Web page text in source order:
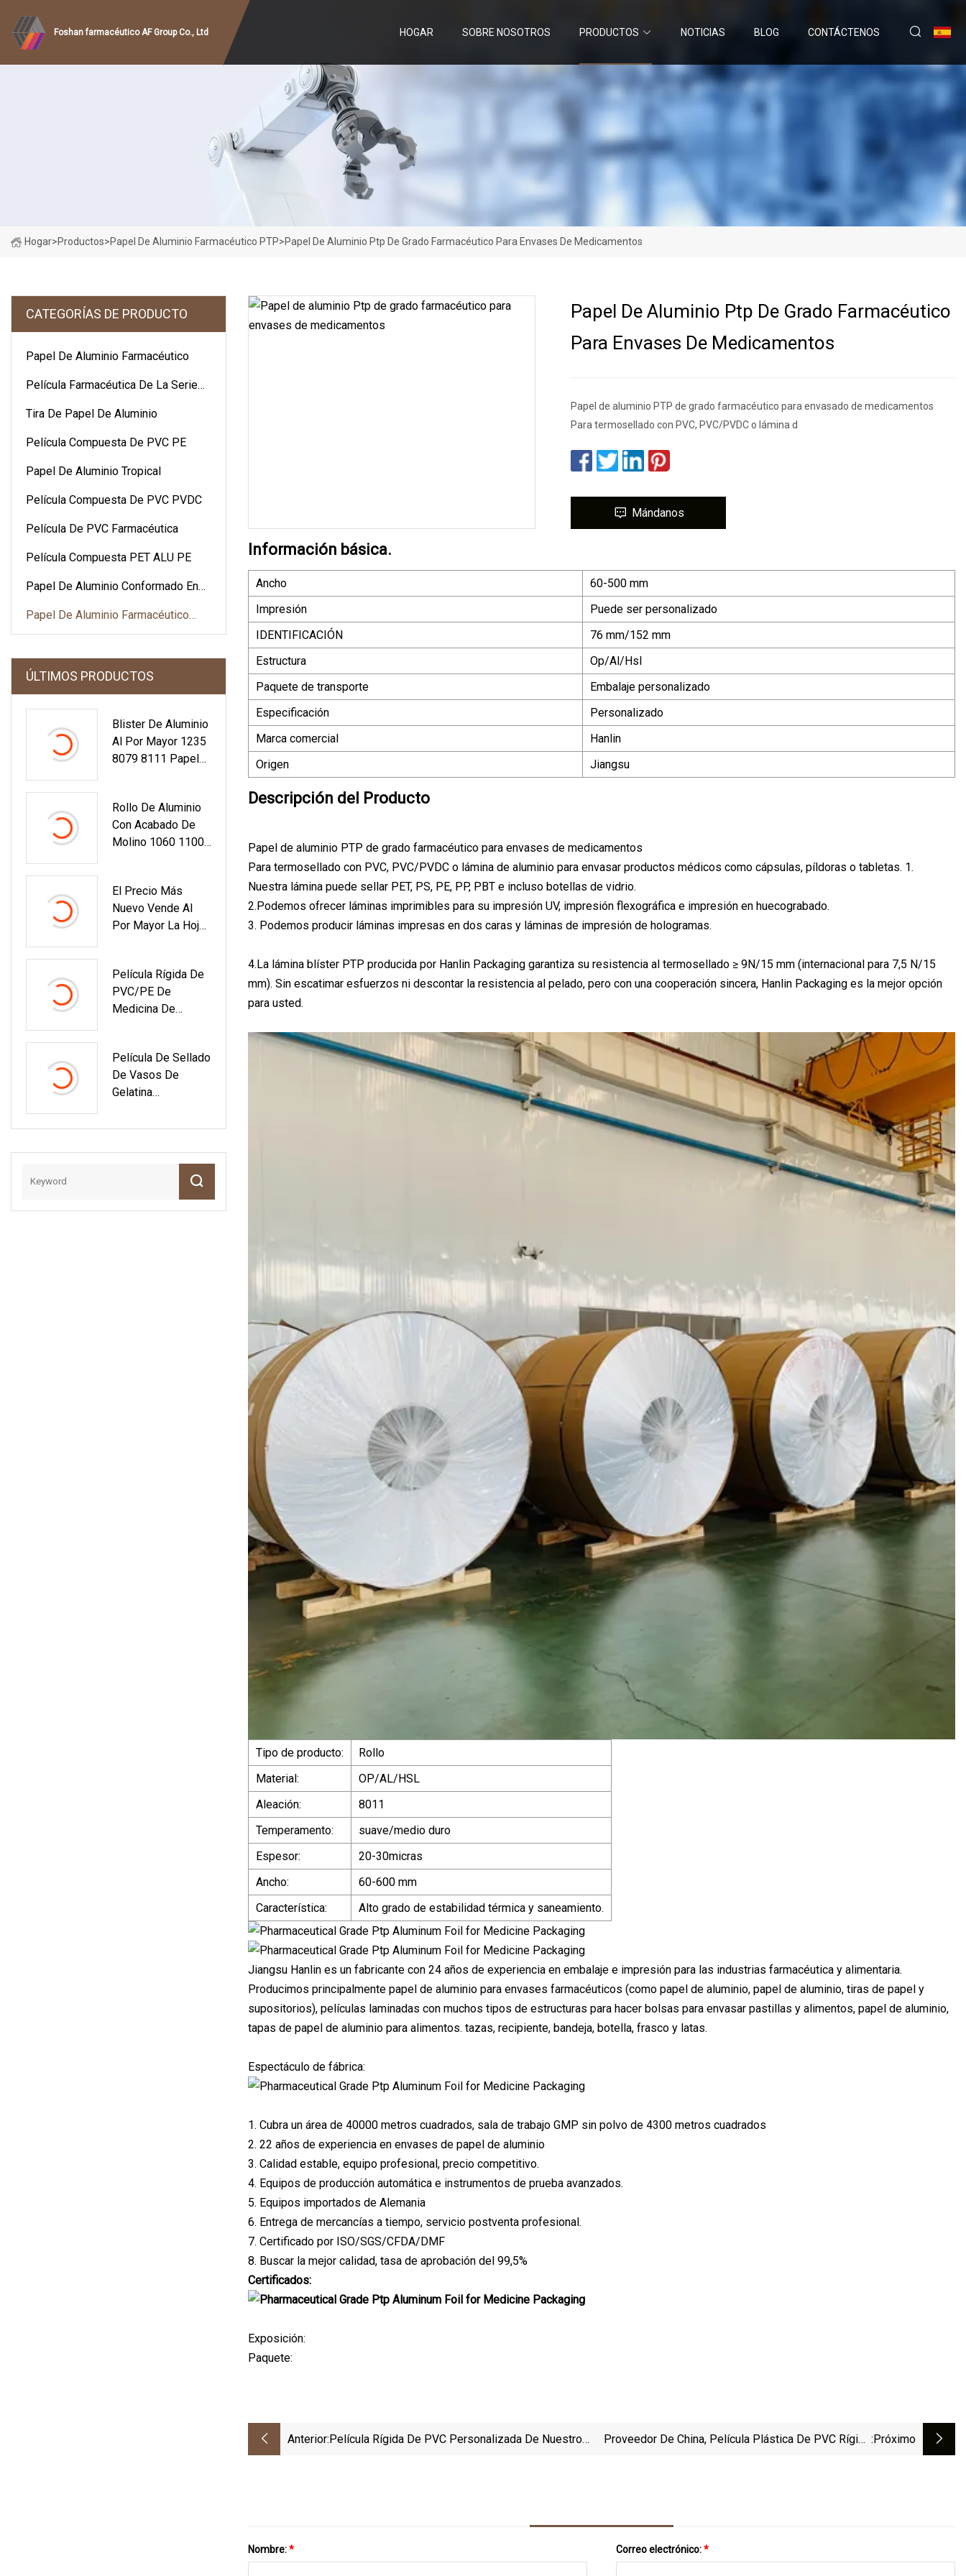
Foshan farmacéutico AF Group Co., Ltd HOGAR SOBRE NOSOTROS PRODUCTOS NOTICIAS BLOG CONTÁCTENOS
Hogar>Productos>Papel De Aluminio Farmacéutico PTP>Papel De Aluminio Ptp De Grado Farmacéutico Para Envases De Medicamentos
CATEGORÍAS DE PRODUCTO
Papel De Aluminio Farmacéutico
Película Farmacéutica De La Serie
Tira De Papel De Aluminio
Película Compuesta De PVC PE
Papel De Aluminio Tropical
Película Compuesta De PVC PVDC
Película De PVC Farmacéutica
Película Compuesta PET ALU PE
Papel De Aluminio Conformado En
Papel De Aluminio Farmacéutico
PTP
ÚLTIMOS PRODUCTOS
Blister De Aluminio
Al Por Mayor 1235
8079 8111 Papel
Calidad Alimentaria
Rollo De Aluminio
Con Acabado De
Molino 1060 1100
Hoja De Tira De
Bobina De Aluminio
Gruesa De 0,8 Mm
El Precio Más
Nuevo Vende Al
Por Mayor La Hoja
De Papel Del Papel
De Aluminio De La
Ampolla Tropical
Película Rígida De
PVC/PE De
Medicina De
Alta Calidad
Laminada Para
Embalaje
Película De Sellado
De Vasos De
Gelatina
Película De Sellado
Alta Calidad Para
Papel De Aluminio Ptp De Grado Farmacéutico
Para Envases De Medicamentos
Papel de aluminio PTP de grado farmacéutico para envasado de medicamentos
Para termosellado con PVC, PVC/PVDC o lámina d
Mándanos
Información básica.
Ancho
60-500 mm
Impresión
Puede ser personalizado
IDENTIFICACIÓN
76 mm/152 mm
Estructura
Op/Al/Hsl
Paquete de transporte
Embalaje personalizado
Especificación
Personalizado
Marca comercial
Hanlin
Origen
Jiangsu
Descripción del Producto
Papel de aluminio PTP de grado farmacéutico para envases de medicamentos
Para termosellado con PVC, PVC/PVDC o lámina de aluminio para envasar productos médicos como cápsulas, píldoras o tabletas. 1.
Nuestra lámina puede sellar PET, PS, PE, PP, PBT e incluso botellas de vidrio.
2.Podemos ofrecer láminas imprimibles para su impresión UV, impresión flexográfica e impresión en huecograbado.
3. Podemos producir láminas impresas en dos caras y láminas de impresión de hologramas.
4.La lámina blíster PTP producida por Hanlin Packaging garantiza su resistencia al termosellado ≥ 9N/15 mm (internacional para 7,5 N/15
mm). Sin escatimar esfuerzos ni descontar la resistencia al pelado, pero con una cooperación sincera, Hanlin Packaging es la mejor opción
para usted.
Tipo de producto:
Rollo
Material:
OP/AL/HSL
Aleación:
8011
Temperamento:
suave/medio duro
Espesor:
20-30micras
Ancho:
60-600 mm
Característica:
Alto grado de estabilidad térmica y saneamiento.
Jiangsu Hanlin es un fabricante con 24 años de experiencia en embalaje e impresión para las industrias farmacéutica y alimentaria.
Producimos principalmente papel de aluminio para envases farmacéuticos (como papel de aluminio, papel de aluminio, tiras de papel y
supositorios), películas laminadas con muchos tipos de estructuras para hacer bolsas para envasar pastillas y alimentos, papel de aluminio,
tapas de papel de aluminio para alimentos. tazas, recipiente, bandeja, botella, frasco y latas.
Espectáculo de fábrica:
1. Cubra un área de 40000 metros cuadrados, sala de trabajo GMP sin polvo de 4300 metros cuadrados
2. 22 años de experiencia en envases de papel de aluminio
3. Calidad estable, equipo profesional, precio competitivo.
4. Equipos de producción automática e instrumentos de prueba avanzados.
5. Equipos importados de Alemania
6. Entrega de mercancías a tiempo, servicio postventa profesional.
7. Certificado por ISO/SGS/CFDA/DMF
8. Buscar la mejor calidad, tasa de aprobación del 99,5%
Certificados:
Exposición:
Paquete:
Anterior:Película Rígida De PVC Personalizada De Nuestro
Proveedor De China, Película Plástica De PVC Rígido :próximo
Nombre:* Correo electrónico:*